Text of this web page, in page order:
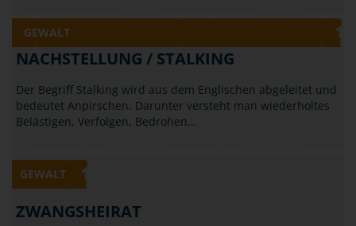
Rempeln, Schubsen, Stoßen, Treten, Bein stellen, Boxen,
Klatschen: Gehört all das schon zum Bereich der
Körperverletzung? Laut Gesetz ist die…
GEWALT
NACHSTELLUNG / STALKING
Der Begriff Stalking wird aus dem Englischen abgeleitet und
bedeutet Anpirschen. Darunter versteht man wiederholtes
Belästigen, Verfolgen, Bedrohen…